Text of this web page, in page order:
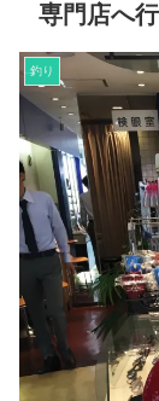
専門店へ
釣り